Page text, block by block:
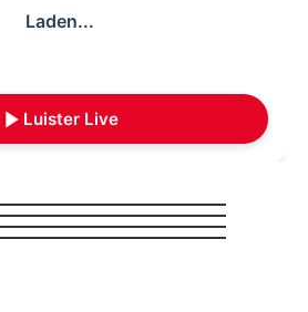
Laden...
Luister Live